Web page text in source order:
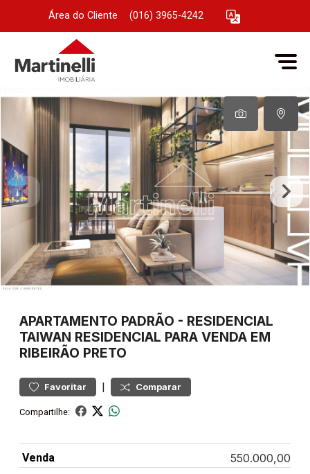
Área do Cliente (016) 3965-4242
APARTAMENTO PADRÃO - RESIDENCIAL
TAIWAN RESIDENCIAL PARA VENDA EM
RIBEIRÃO PRETO
Favoritar | Comparar
Compartilhe:
Venda 550.000,00